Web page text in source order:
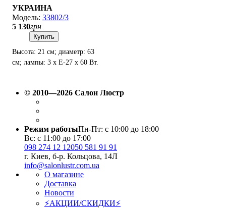
УКРАИНА
33802/3
5 130грн
Купить
Высота: 21 см; диаметр: 63
см; лампы: 3 х Е-27 х 60 Вт.
© 2010—2026 Салон Люстр
Режим работыПн-Пт: с 10:00 до 18:00
Вс: с 11:00 до 17:00
098 274 12 12050 581 91 91
г. Киев, б-р. Кольцова, 14Л
info@salonlustr.com.ua
О магазине
Доставка
Новости
⚡АКЦИИ/СКИДКИ⚡